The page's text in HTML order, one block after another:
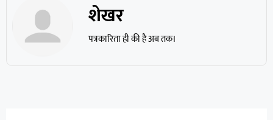
शेखर
पत्रकारिता ही की है अब तक।